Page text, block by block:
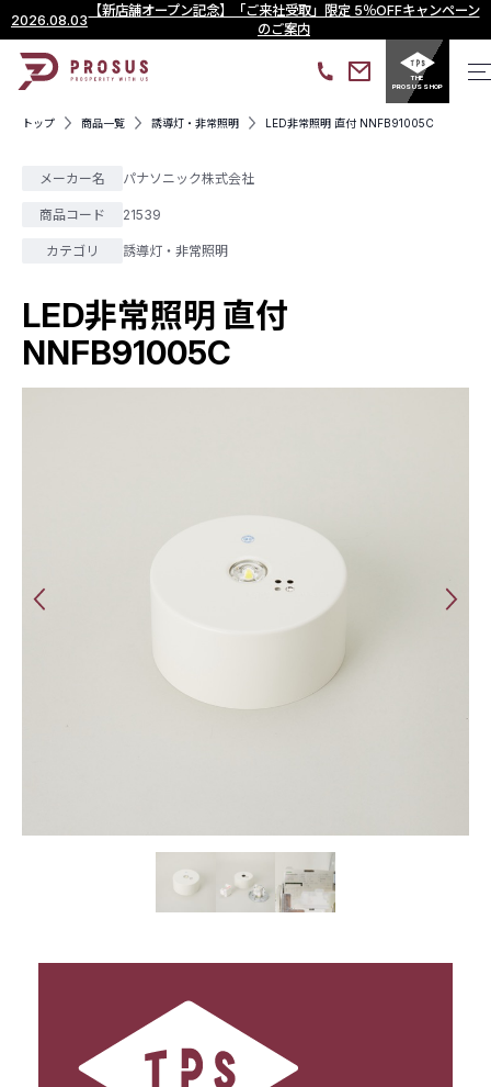
2026.08.03
【新店舗オープン記念】「ご来社受取」限定 5％OFFキャンペーン
のご案内
THE
PROSUS SHOP
トップ 商品一覧 誘導灯・非常照明 LED非常照明 直付 NNFB91005C
メーカー名 パナソニック株式会社
商品コード 21539
カテゴリ 誘導灯・非常照明
LED非常照明 直付
NNFB91005C